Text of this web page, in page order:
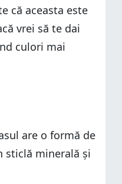
că aceasta este
vrei să te dai
culori mai
are o formă de
sticlă minerală și